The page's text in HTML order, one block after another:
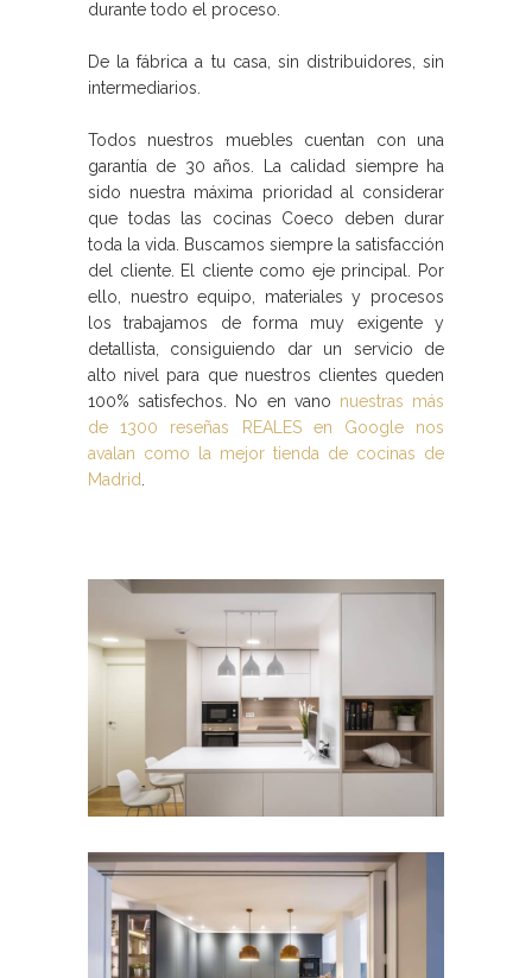
durante todo el proceso.
De la fábrica a tu casa, sin distribuidores, sin
intermediarios.
Todos nuestros muebles cuentan con una
garantía de 30 años. La calidad siempre ha
sido nuestra máxima prioridad al considerar
que todas las cocinas Coeco deben durar
toda la vida. Buscamos siempre la satisfacción
del cliente. El cliente como eje principal. Por
ello, nuestro equipo, materiales y procesos
los trabajamos de forma muy exigente y
detallista, consiguiendo dar un servicio de
alto nivel para que nuestros clientes queden
100% satisfechos. No en vano nuestras más
de 1300 reseñas REALES en Google nos
avalan como la mejor tienda de cocinas de
Madrid